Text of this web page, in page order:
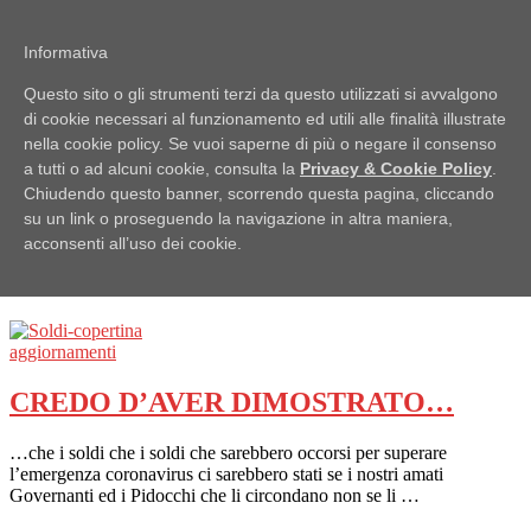
Menu
Home
Lo Scaffale
Notizie
Ufficio Stampa
aggiornamenti
CREDO D’AVER DIMOSTRATO…
…che i soldi che i soldi che sarebbero occorsi per superare
l’emergenza coronavirus ci sarebbero stati se i nostri amati
Governanti ed i Pidocchi che li circondano non se li …
Informativa
Questo sito o gli strumenti terzi da questo utilizzati si avvalgono
di cookie necessari al funzionamento ed utili alle finalità illustrate
nella cookie policy. Se vuoi saperne di più o negare il consenso
a tutti o ad alcuni cookie, consulta la Privacy & Cookie Policy
Chiudendo questo banner, scorrendo questa pagina, cliccando
su un link o proseguendo la navigazione in altra maniera,
acconsenti all’uso dei cookie.